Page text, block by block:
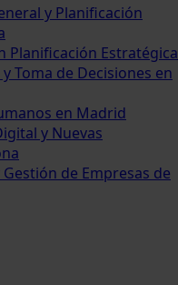
y Planificación
Planificación Estratégica
Toma de Decisiones en
en Madrid
y Nuevas
de Empresas de